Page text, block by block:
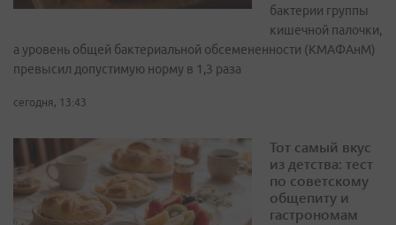
бактерии группы
кишечной палочки,
а уровень общей бактериальной обсемененности (КМАФАнМ)
превысил допустимую норму в 1,3 раза
сегодня, 13:43
Тот самый вкус
из детства: тест
по советскому
общепиту и
гастрономам